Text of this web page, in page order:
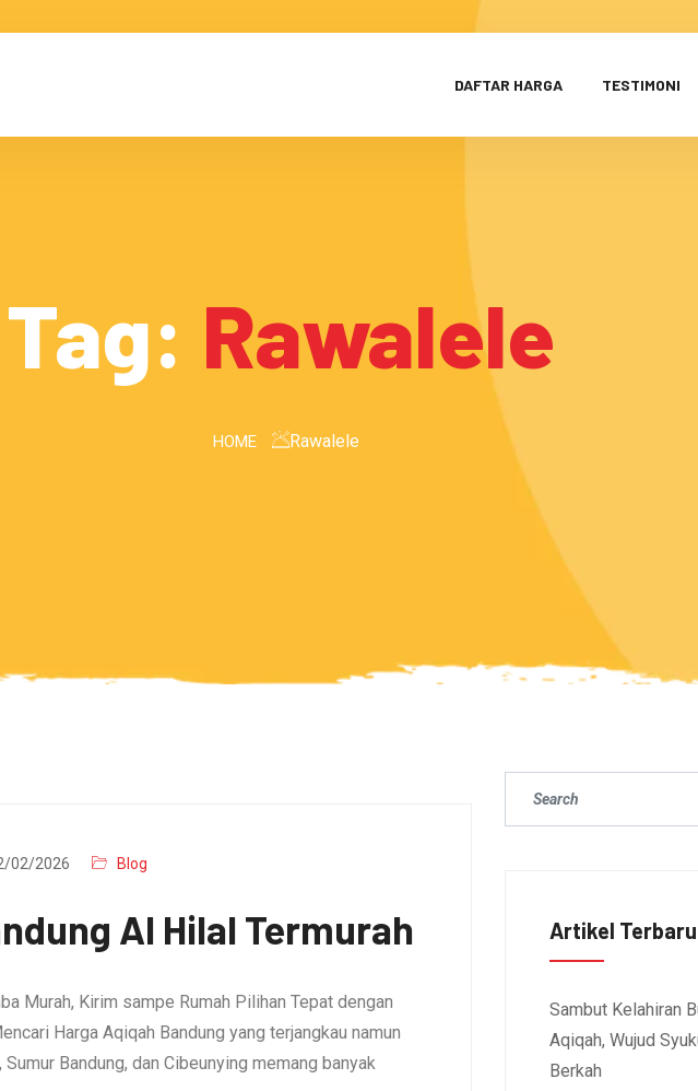
DAFTAR HARGA TESTIMONI
Tag: Rawalele
HOME Rawalele
02/2026 Blog
Al Hilal Termurah
Murah, Kirim sampe Rumah Pilihan Tepat dengan
Harga Aqiqah Bandung yang terjangkau namun
Bandung, dan Cibeunying memang banyak
Artikel Terbaru
Sambut Kelahiran
Aqiqah, Wujud
Berkah